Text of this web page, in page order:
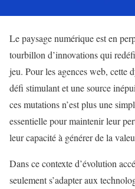
Le paysage numérique est en
tourbillon d’innovations qui
jeu. Pour les agences web, cette
défi stimulant et une source
ces mutations n’est plus une
essentielle pour maintenir leur
leur capacité à générer de la
Dans ce contexte d’évolution
seulement s’adapter aux